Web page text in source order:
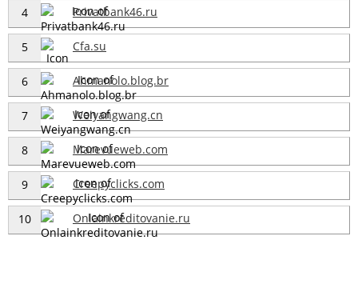
4 Privatbank46.ru
5 Cfa.su
6 Ahmanolo.blog.br
7 Weiyangwang.cn
8 Marevueweb.com
9 Creepyclicks.com
10 Onlainkreditovanie.ru